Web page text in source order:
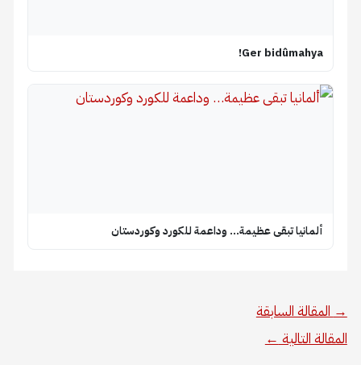
Ger bidûmahya!
ألمانيا تبقى عظيمة… وداعمة للكورد وكوردستان
→ المقالة السابقة
المقالة التالية ←